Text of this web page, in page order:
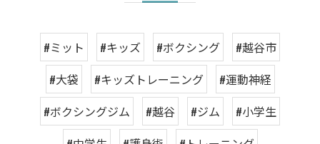
#ミット #キッズ #ボクシング
#越谷市
#大袋
#キッズトレーニング
#運動神経
#ボクシングジム
#越谷 #ジム
#小学生